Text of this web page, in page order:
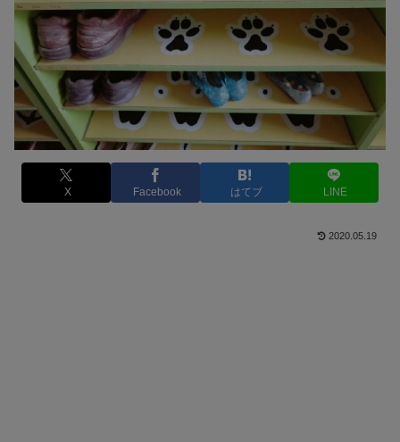
X Facebook はてブ LINE
2020.05.19